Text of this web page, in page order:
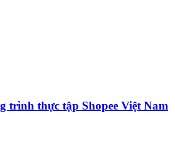
trình thực tập Shopee Việt Nam